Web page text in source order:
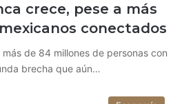
crece, pese a más
conectados
de 84 millones de personas con
brecha que aún…